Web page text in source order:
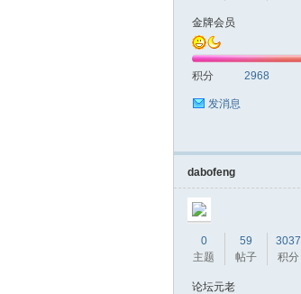
金牌会员
积分 2968
发消息
dabofeng
0
主题
59
帖子
3037
积分
论坛元老